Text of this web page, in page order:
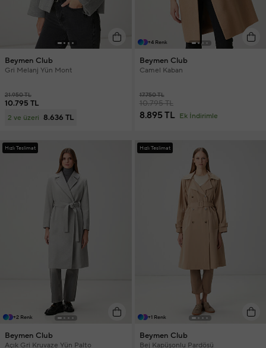
Beymen Club
Gri Melanj Yün Mont
21.950 TL
10.795 TL
2 ve üzeri 8.636 TL
+4 Renk
Beymen Club
Camel Kaban
17.750 TL
10.795 TL
8.895 TL Ek İndirimle
Hızlı Teslimat
+2 Renk
Beymen Club
Açık Gri Kruvaze Yün Palto
Hızlı Teslimat
+1 Renk
Beymen Club
Bej Kapüşonlu Pardösü